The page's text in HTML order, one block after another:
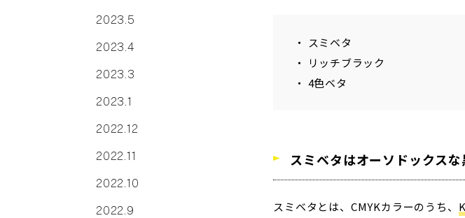
・ スミベタ
・ リッチブラック
・ 4色ベタ
スミベタはオーソドックス
スミベタとは、CMYKカラーのうち、
2023.5
2023.4
2023.3
2023.1
2022.12
2022.11
2022.10
2022.9